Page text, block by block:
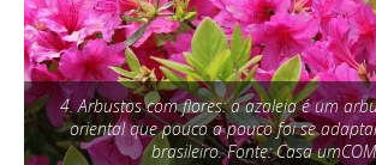
4. Arbustos com flores: a azaleia é um
oriental que pouco a pouco foi se
brasileiro. Fonte: Casa